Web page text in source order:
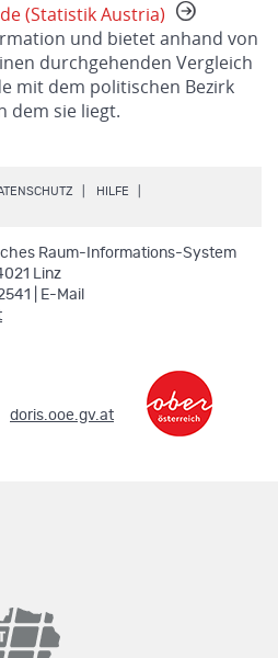
(Statistik Austria)
und bietet anhand von
durchgehenden Vergleich
mit dem politischen Bezirk
dem sie liegt.
HILFE
Raum-Informations-System
Linz
| E-Mail
doris.ooe.gv.at.